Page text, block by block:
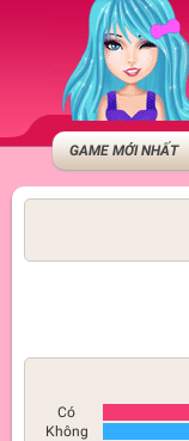
GAME MỚI NHẤT
Có
Không